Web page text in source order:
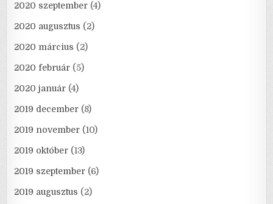
2020 szeptember (4)
2020 augusztus (2)
2020 március (2)
2020 február (5)
2020 január (4)
2019 december (8)
2019 november (10)
2019 október (13)
2019 szeptember (6)
2019 augusztus (2)